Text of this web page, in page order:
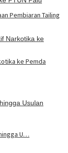
Pembiaran Tailing
ke Pemda
U…